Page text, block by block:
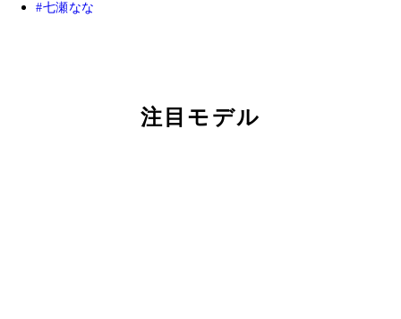
七瀬なな
注目モデル